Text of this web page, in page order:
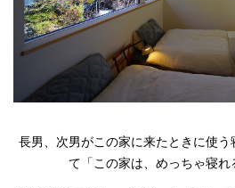
長男、次男がこの家に来たときに使う
て「この家は、めっちゃ寝れ